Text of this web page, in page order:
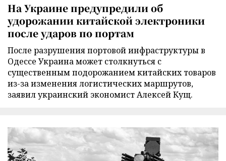
На Украине предупредили об
удорожании китайской электроники
после ударов по портам
После разрушения портовой инфраструктуры в
Одессе Украина может столкнуться с
существенным подорожанием китайских товаров
из-за изменения логистических маршрутов,
заявил украинский экономист Алексей Кущ.